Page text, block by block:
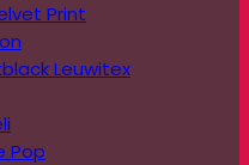
Print
Leuwitex
Pop